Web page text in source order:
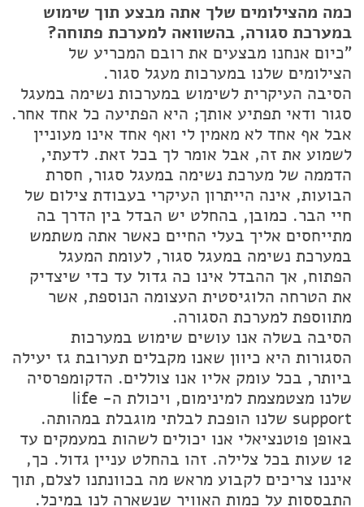
כמה מהצילומים שלך אתה מבצע תוך שימוש
במערכת סגורה, בהשוואה למערכת פתוחה?
"כיום אנחנו מבצעים את רובם המכריע של
הצילומים שלנו במערכות מעגל סגור.
הסיבה העיקרית לשימוש במערכות נשימה במעגל
סגור ודאי תפתיע אותך; היא הפתיעה כל אחד אחר.
אבל אף אחד לא מאמין לי ואף אחד אינו מעוניין
לשמוע את זה, אבל אומר לך בכל זאת. לדעתי,
הדממה של מערכת נשימה במעגל סגור, חסרת
הבועות, אינה הייתרון העיקרי בעבודת צילום של
חיי הבר. כמובן, בהחלט יש הבדל בין הדרך בה
מתייחסים אליך בעלי החיים כאשר אתה משתמש
במערכת נשימה במעגל סגור, לעומת המעגל
הפתוח, אך ההבדל אינו כה גדול עד כדי שיצדיק
את הטרחה הלוגיסטית העצומה הנוספת, אשר
מתווספת למערכת הסגורה.
הסיבה בשלה אנו עושים שימוש במערכות
הסגורות היא כיוון שאנו מקבלים תערובת גז יעילה
ביותר, בכל עומק אליו אנו צוללים. הדקומפרסיה
שלנו מצטמצמת למינימום, ויכולת ה- life
support שלנו הופכת לבלתי מוגבלת במהותה.
באופן פוטנציאלי אנו יכולים לשהות במעמקים עד
12 שעות בכל צלילה. זהו בהחלט עניין גדול. כך,
איננו צריכים לקבוע מראש מה בכוונתנו לצלם, תוך
התבססות על כמות האוויר שנשארה לנו במיכל.